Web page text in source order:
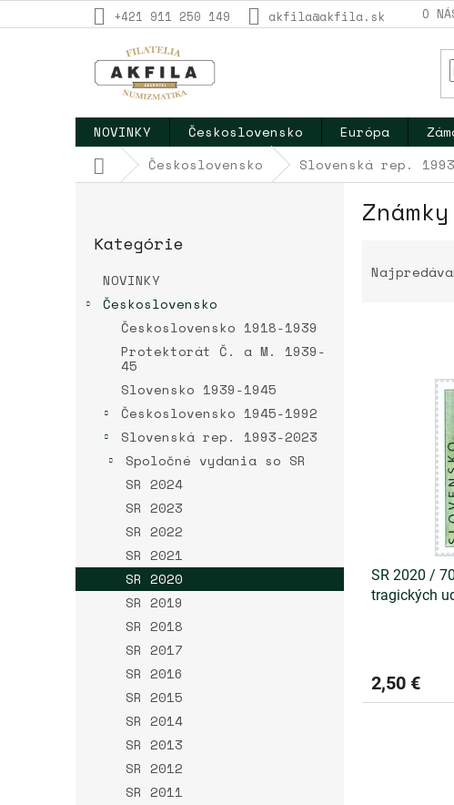
na
+421 911 250 149 akfila@akfila.sk O
NOVINKY Československo Európa
DomovČeskoslovensko Slovenská rep.
B
kategórie
Kategórie
NOVINKY
Československo
Československo 1918-1939
Protektorát Č. a M. 1939-
45
Slovensko 1939-1945
Československo 1945-1992
Slovenská rep. 1993-2023
Spoločné vydania so SR
SR 2024
SR 2023
SR 2022
SR 2021
SR 2020
SR 2019
SR 2018
SR 2017
SR 2016
SR 2015
SR 2014
SR 2013
SR 2012
SR 2011
a
k
t
SR 2020 /
tragických
2,50 €